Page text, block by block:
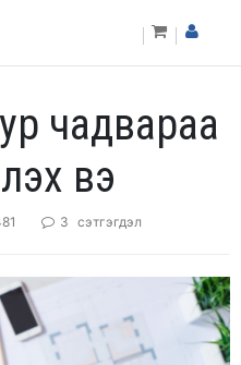
чадвараа
вэ
3 сэтгэгдэл